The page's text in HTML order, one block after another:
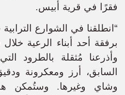
فقرًا في قرية أبيس.
“انطلقنا في الشوارع
برفقة أحد أبناء الرعية
وأذرعنا مُثقلة بالطرود
السابق، أرز ومعكرونة
وشاي وغيرها. وستُمكن